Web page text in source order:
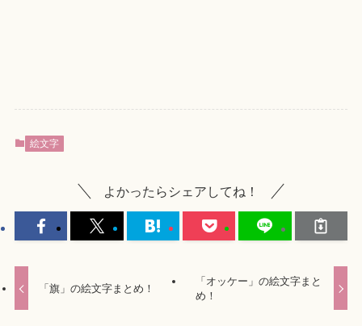
絵文字
よかったらシェアしてね！
「旗」の絵文字まとめ！
「オッケー」の絵文字まと
め！